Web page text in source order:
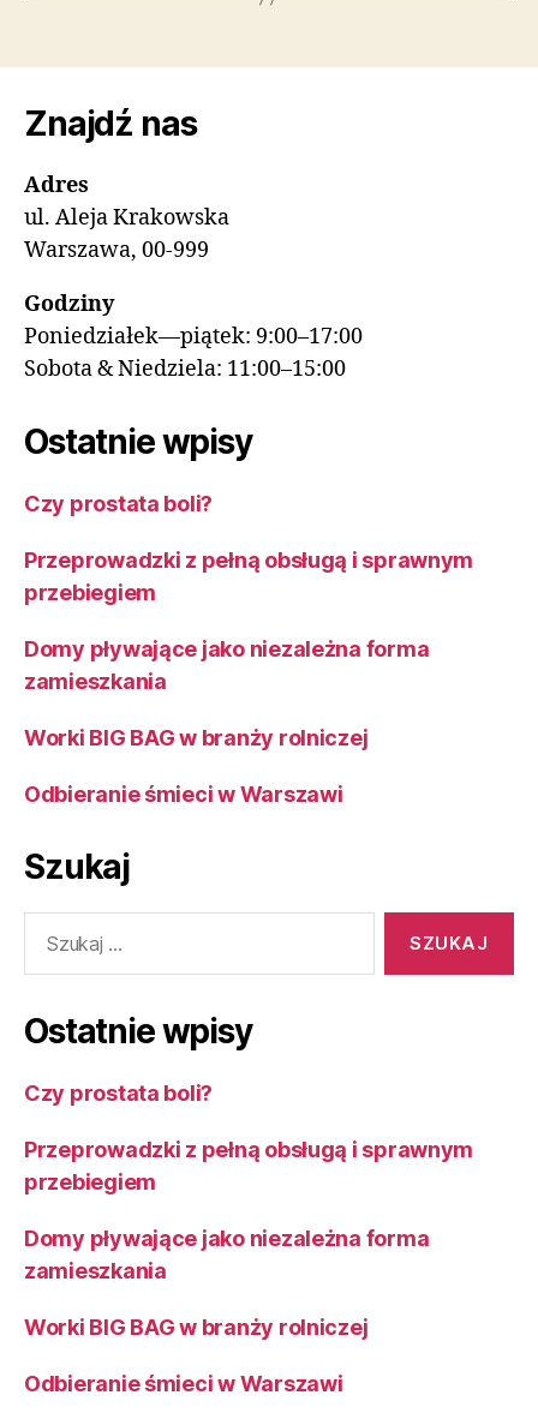
Znajdź nas
Adres
ul. Aleja Krakowska
Warszawa, 00-999
Godziny
Poniedziałek—piątek: 9:00–17:00
Sobota & Niedziela: 11:00–15:00
Ostatnie wpisy
Czy prostata boli?
Przeprowadzki z pełną obsługą i sprawnym
przebiegiem
Domy pływające jako niezależna forma
zamieszkania
Worki BIG BAG w branży rolniczej
Odbieranie śmieci w Warszawi
Szukaj
Ostatnie wpisy
Czy prostata boli?
Przeprowadzki z pełną obsługą i sprawnym
przebiegiem
Domy pływające jako niezależna forma
zamieszkania
Worki BIG BAG w branży rolniczej
Odbieranie śmieci w Warszawi